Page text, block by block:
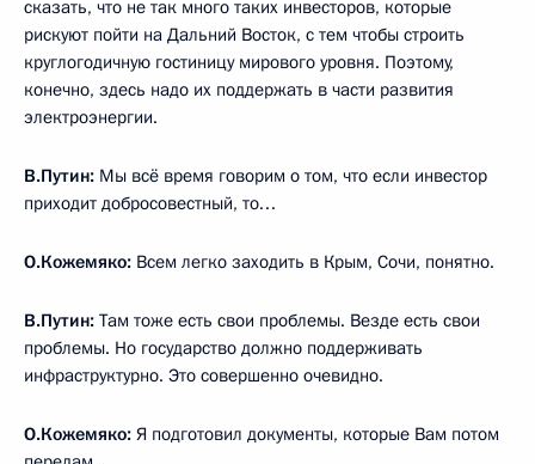
сказать, что не так много таких инвесторов, которые
рискуют пойти на Дальний Восток, с тем чтобы строить
круглогодичную гостиницу мирового уровня. Поэтому,
конечно, здесь надо их поддержать в части развития
электроэнергии.
В.Путин: Мы всё время говорим о том, что если инвестор
приходит добросовестный, то…
О.Кожемяко: Всем легко заходить в Крым, Сочи, понятно.
В.Путин: Там тоже есть свои проблемы. Везде есть свои
проблемы. Но государство должно поддерживать
инфраструктурно. Это совершенно очевидно.
О.Кожемяко: Я подготовил документы, которые Вам потом